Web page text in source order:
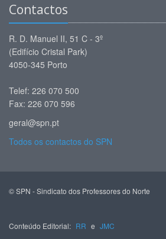
Contactos
R. D. Manuel II, 51 C - 3º
(Edifício Cristal Park)
4050-345 Porto
Telef: 226 070 500
Fax: 226 070 596
geral@spn.pt
Todos os contactos do SPN
© SPN - Sindicato dos Professores do Norte
Conteúdo Editorial: RR e JMC